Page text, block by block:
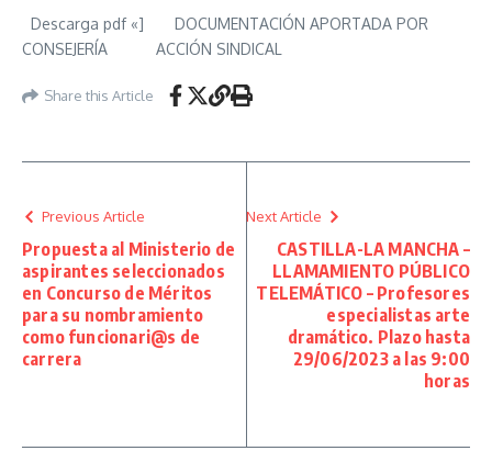
Descarga pdf «] DOCUMENTACIÓN APORTADA POR
CONSEJERÍA ACCIÓN SINDICAL
Share this Article
Previous Article
Propuesta al Ministerio de
aspirantes seleccionados
en Concurso de Méritos
para su nombramiento
como funcionari@s de
carrera
Next Article
CASTILLA-LA MANCHA –
LLAMAMIENTO PÚBLICO
TELEMÁTICO – Profesores
especialistas arte
dramático. Plazo hasta
29/06/2023 a las 9:00
horas